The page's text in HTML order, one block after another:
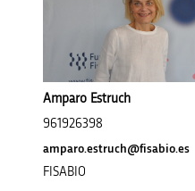
Amparo Estruch
961926398
amparo.estruch@fisabio.es
FISABIO